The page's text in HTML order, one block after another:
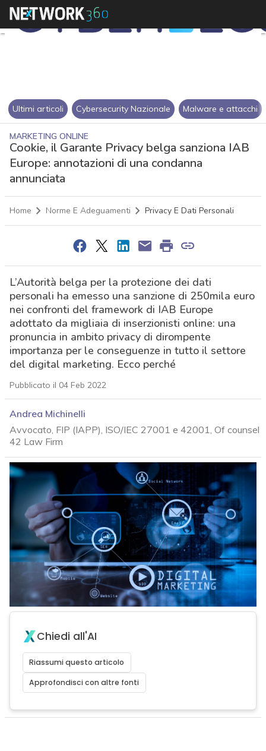
Ultimi articoli Cybersecurity Nazionale Malware e attacchi
MARKETING ONLINE
Cookie, il Garante Privacy belga sanziona IAB
Europe: annotazioni di una condanna
annunciata
Home Norme E Adeguamenti Privacy E Dati Personali
L’Autorità belga per la protezione dei dati
personali ha emesso una sanzione di 250mila euro
nei confronti del framework di IAB Europe
adottato da migliaia di inserzionisti online: una
pronuncia in ambito privacy di dirompente
importanza per le conseguenze in tutto il settore
del digital marketing. Ecco perché
Pubblicato il 04 Feb 2022
Andrea Michinelli
Avvocato, FIP (IAPP), ISO/IEC 27001 e 42001, Of counsel
42 Law Firm
Chiedi all'AI
Riassumi questo articolo
Approfondisci con altre fonti